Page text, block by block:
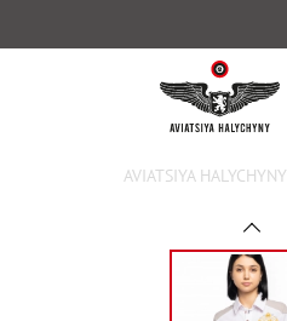
AVIATSIYA HALYCHYNY